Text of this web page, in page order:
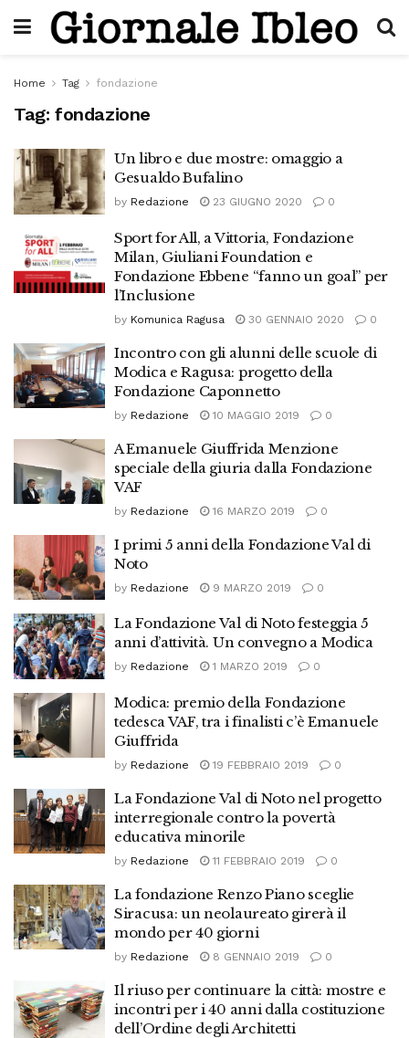
Home Tag fondazione
Tag: fondazione
Un libro e due mostre: omaggio a
Gesualdo Bufalino
by Redazione 23 GIUGNO 2020 0
Sport for All, a Vittoria, Fondazione
Milan, Giuliani Foundation e
Fondazione Ebbene “fanno un goal” per
l’Inclusione
by Komunica Ragusa 30 GENNAIO 2020 0
Incontro con gli alunni delle scuole di
Modica e Ragusa: progetto della
Fondazione Caponnetto
by Redazione 10 MAGGIO 2019 0
A Emanuele Giuffrida Menzione
speciale della giuria dalla Fondazione
VAF
by Redazione 16 MARZO 2019 0
I primi 5 anni della Fondazione Val di
Noto
by Redazione 9 MARZO 2019 0
La Fondazione Val di Noto festeggia 5
anni d’attività. Un convegno a Modica
by Redazione 1 MARZO 2019 0
Modica: premio della Fondazione
tedesca VAF, tra i finalisti c’è Emanuele
Giuffrida
by Redazione 19 FEBBRAIO 2019 0
La Fondazione Val di Noto nel progetto
interregionale contro la povertà
educativa minorile
by Redazione 11 FEBBRAIO 2019 0
La fondazione Renzo Piano sceglie
Siracusa: un neolaureato girerà il
mondo per 40 giorni
by Redazione 8 GENNAIO 2019 0
Il riuso per continuare la città: mostre e
incontri per i 40 anni dalla costituzione
dell’Ordine degli Architetti